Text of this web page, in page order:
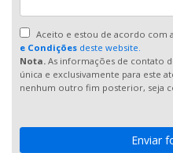
Aceito e estou de acordo com a
e Condições deste website.
Nota. As informações de contato
única e exclusivamente para este
nenhum outro fim posterior, seja
Enviar